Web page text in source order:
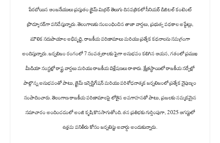
పేరబోయిన ఆంజనేయులు ప్రస్తుతం క్రైమ్ మిర్రర్ తెలుగు దినపత్రికలో సీనియర్ డిజిటల్ కంటెంట్
ప్రొడ్యూసర్‌గా పనిచేస్తున్నారు. తెలంగాణకు సంబంధించిన తాజా వార్తలు, ప్రభుత్వ పథకాల అప్డేట్లు,
మౌలిక సదుపాయాల అభివృద్ధి, రాజకీయ పరిణామాలు మరియు ప్రత్యేక కథనాలను సమగ్రంగా
అందిస్తున్నారు. జర్నలిజం రంగంలో 7 సంవత్సరాలకు పైగా అనుభవం కలిగిన ఆయన, గతంలో ప్రముఖ
మీడియా సంస్థల్లో రాష్ట్ర వార్తలు మరియు రాజకీయ విశ్లేషణలు రాశారు. క్షేత్రస్థాయిలో రాజకీయ సర్వేల్లో
పాల్గొన్న అనుభవంతో పాటు, క్రైమ్ ఇన్వెస్టిగేషన్ మరియు పరిశోధనాత్మక జర్నలిజంలో ప్రత్యేక నైపుణ్యం
సంపాదించారు. తెలంగాణ రాజకీయ పరిణామాలపై లోతైన అవగాహనతో పాటు, ప్రజలకు నమ్మకమైన
సమాచారం అందించడంలో అంజి కృషి కొనసాగుతోంది. తన ప్రతిభకు గుర్తింపుగా, 2025 ఆగస్టులో
ఉత్తమ పనితీరు కోసం జర్నలిస్టు అవార్డు అందుకున్నారు.